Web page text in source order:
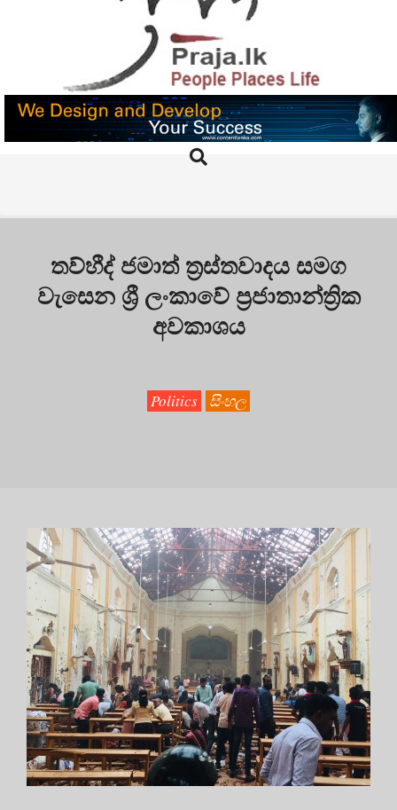
PRAJA.LK
Search
තව්හීද් ජමාත් ත්‍රස්තවාදය සමග
වැසෙන ශ්‍රී ලංකාවේ ප්‍රජාතාන්ත්‍රික
අවකාශය
Politics සිංහල